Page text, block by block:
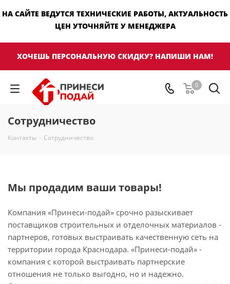
НА САЙТЕ ВЕДУТСЯ ТЕХНИЧЕСКИЕ РАБОТЫ, АКТУАЛЬНОСТЬ
ЦЕН УТОЧНЯЙТЕ У МЕНЕДЖЕРА
ХОЧЕШЬ ПЕРСОНАЛЬНУЮ СКИДКУ? НАПИШИ НАМ!
0
Сотрудничество
Контакты - Сотрудничество
Мы продадим ваши товары!
Компания «Принеси-подай» срочно разыскивает
поставщиков строительных и отделочных материалов -
партнеров, готовых выстраивать качественную сеть на
территории города Краснодара. «Принеси-подай» -
компания с которой выстраивать партнерские
отношения не только выгодно, но и надежно.